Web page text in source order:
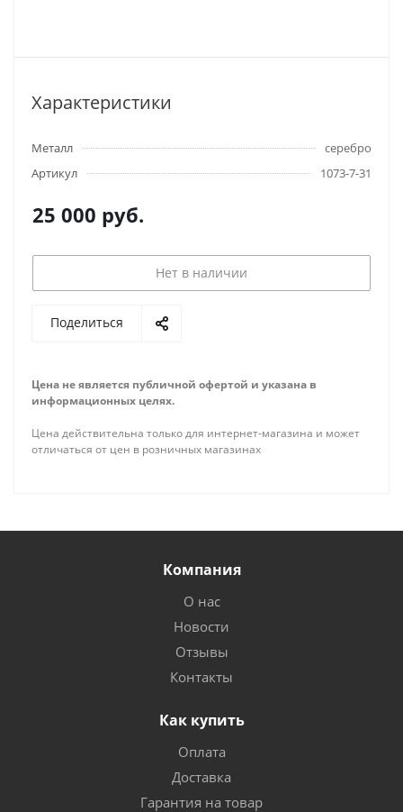
Характеристики
Металл
серебро
Артикул
1073-7-31
25 000 руб.
Нет в наличии
Поделиться
Цена не является публичной офертой и указана в
информационных целях.
Цена действительна только для интернет-магазина и может
отличаться от цен в розничных магазинах
Компания
О нас
Новости
Отзывы
Контакты
Как купить
Оплата
Доставка
Гарантия на товар